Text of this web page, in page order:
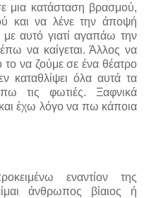
μια κατάσταση βρασμού,
και να λένε την άποψή
αυτό γιατί αγαπάω την
να καίγεται. Άλλος να
το να ζούμε σε ένα θέατρο
καταθλίψει όλα αυτά τα
τις φωτιές. Ξαφνικά
έχω λόγο να πω κάποια
εναντίον της
άνθρωπος βίαιος ή